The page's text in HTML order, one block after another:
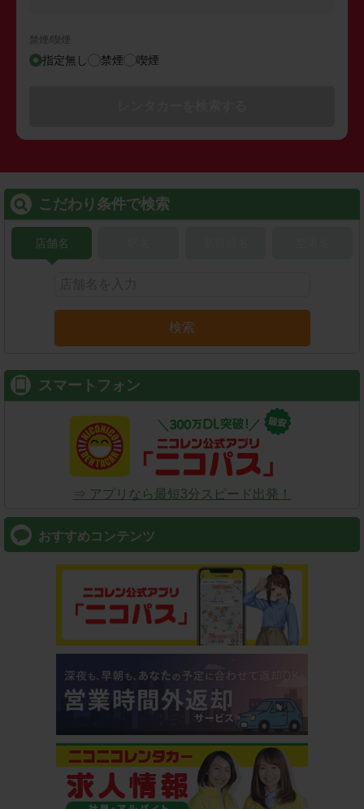
禁煙/喫煙
指定無し 禁煙 喫煙
こだわり条件で検索
店舗名
検索
スマートフォン
⇒ アプリなら最短3分スピード出発！
おすすめコンテンツ